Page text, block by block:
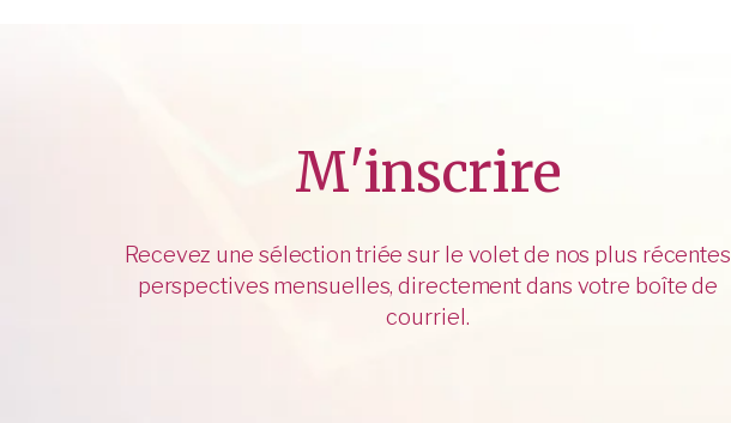
M'inscrire
Recevez une sélection triée sur le volet de nos plus récentes
perspectives mensuelles, directement dans votre boîte de
courriel.